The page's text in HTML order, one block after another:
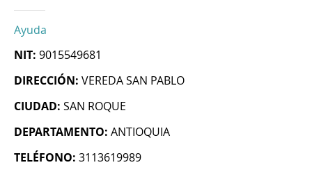
Ayuda
NIT: 9015549681
DIRECCIÓN: VEREDA SAN PABLO
CIUDAD: SAN ROQUE
DEPARTAMENTO: ANTIOQUIA
TELÉFONO: 3113619989